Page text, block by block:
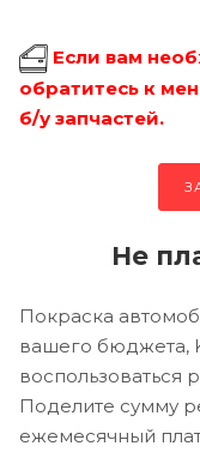
Если вам
обратитесь к
б/у запчастей.
Не
Покраска
вашего бюджета,
воспользоваться
Поделите сумму
ежемесячный